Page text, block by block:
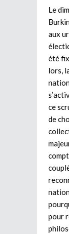
Le
aux
été
lors,
ce
de
pour